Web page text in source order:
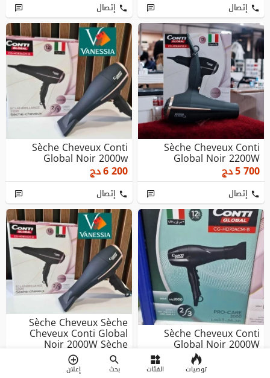
إتصال إتصال
Sèche Cheveux Conti
Global Noir 2200W
5 700دج
إتصال
Sèche Cheveux Conti
Global Noir 2000w
6 200دج
إتصال
Sèche Cheveux Conti
Global Noir 2000W
Sèche Cheveux Sèche
Cheveux Conti Global
Noir 2000W Sèche
Cheveux Cont...
5 800
توصيات الفئات بحث إعلان